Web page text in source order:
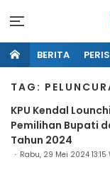
BERITA
TAG:
KPU Kendal
Pemilihan Bupati
Tahun 2024
Rabu, 29 Mei 2024 13:15